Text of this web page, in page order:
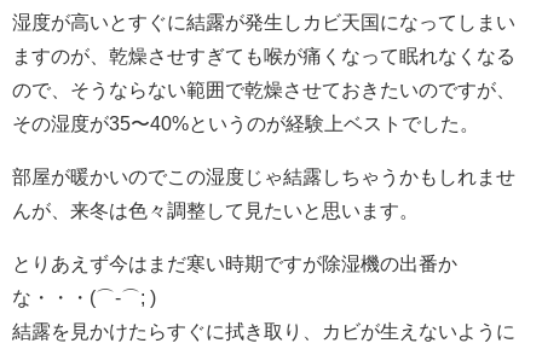
湿度が高いとすぐに結露が発生しカビ天国になってしまい
ますのが、乾燥させすぎても喉が痛くなって眠れなくなる
ので、そうならない範囲で乾燥させておきたいのですが、
その湿度が35〜40%というのが経験上ベストでした。
部屋が暖かいのでこの湿度じゃ結露しちゃうかもしれませ
んが、来冬は色々調整して見たいと思います。
とりあえず今はまだ寒い時期ですが除湿機の出番か
な・・・(⌒-⌒; )
結露を見かけたらすぐに拭き取り、カビが生えないように